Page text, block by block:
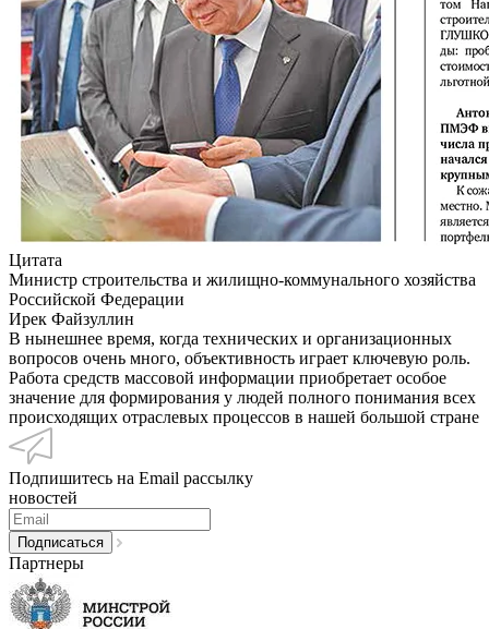
Цитата
Министр строительства и жилищно-коммунального хозяйства
Российской Федерации
Ирек Файзуллин
В нынешнее время, когда технических и организационных
вопросов очень много, объективность играет ключевую роль.
Работа средств массовой информации приобретает особое
значение для формирования у людей полного понимания всех
происходящих отраслевых процессов в нашей большой стране
Подпишитесь на Email рассылку
новостей
Партнеры